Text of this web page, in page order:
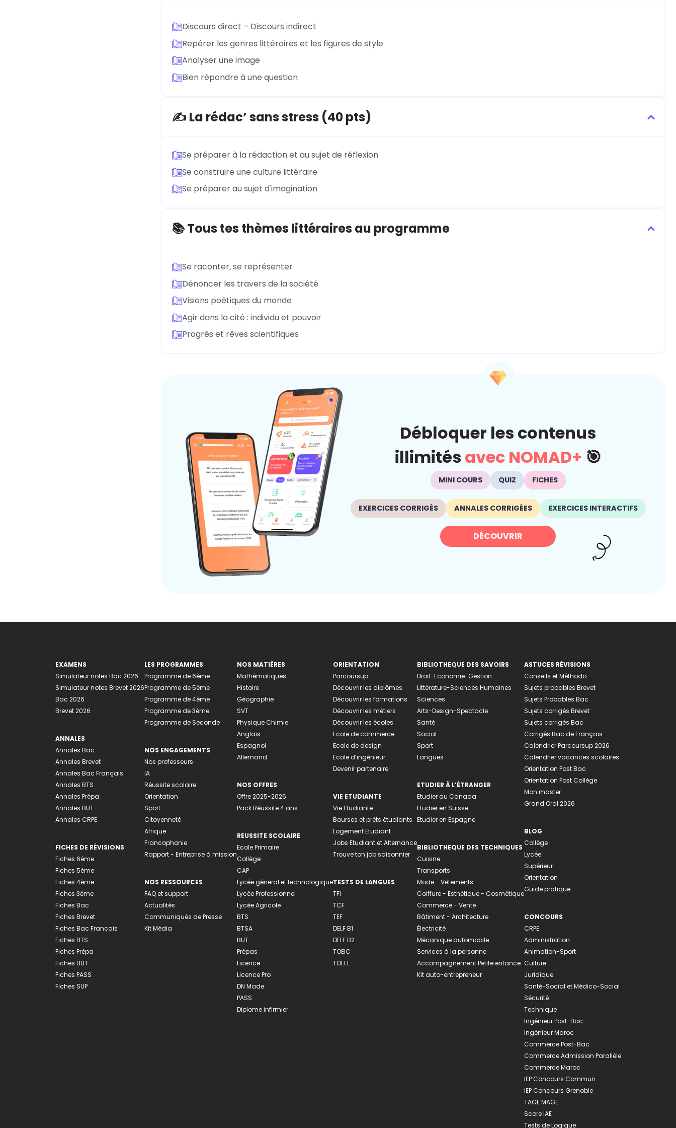
Discours direct – Discours indirect
Repérer les genres littéraires et les figures de style
Analyser une image
Bien répondre à une question
✍️ La rédac’ sans stress (40 pts)
Se préparer à la rédaction et au sujet de réflexion
Se construire une culture littéraire
Se préparer au sujet d'imagination
📚 Tous tes thèmes littéraires au programme
Se raconter, se représenter
Dénoncer les travers de la société
Visions poétiques du monde
Agir dans la cité : individu et pouvoir
Progrès et rêves scientifiques
Débloquer les contenus
illimités avec NOMAD+ 🎯
MINI COURS QUIZ FICHES
EXERCICES CORRIGÉS ANNALES CORRIGÉES EXERCICES INTERACTIFS
DÉCOUVRIR
EXAMENS
Simulateur notes Bac 2026
Simulateur notes Brevet 2026
Bac 2026
Brevet 2026
ANNALES
Annales Bac
Annales Brevet
Annales Bac Français
Annales BTS
Annales Prépa
Annales BUT
Annales CRPE
FICHES DE RÉVISIONS
Fiches 6ème
Fiches 5ème
Fiches 4ème
Fiches 3ème
Fiches Bac
Fiches Brevet
Fiches Bac Français
Fiches BTS
Fiches Prépa
Fiches BUT
Fiches PASS
Fiches SUP
LES PROGRAMMES
Programme de 6ème
Programme de 5ème
Programme de 4ème
Programme de 3ème
Programme de Seconde
NOS ENGAGEMENTS
Nos professeurs
IA
Réussite scolaire
Orientation
Sport
Citoyenneté
Afrique
Francophonie
Rapport - Entreprise à mission
NOS RESSOURCES
FAQ et support
Actualités
Communiqués de Presse
Kit Média
NOS MATIÈRES
Mathématiques
Histoire
Géographie
SVT
Physique Chimie
Anglais
Espagnol
Allemand
NOS OFFRES
Offre 2025-2026
Pack Réussite 4 ans
REUSSITE SCOLAIRE
Ecole Primaire
Collège
CAP
Lycée général et technologique
Lycée Professionnel
Lycée Agricole
BTS
BTSA
BUT
Prépas
Licence
Licence Pro
DN Made
PASS
Diplome infirmier
ORIENTATION
Parcoursup
Découvrir les diplômes
Découvrir les formations
Découvrir les métiers
Découvrir les écoles
Ecole de commerce
Ecole de design
Ecole d’ingénieur
Devenir partenaire
VIE ETUDIANTE
Vie Etudiante
Bourses et prêts étudiants
Logement Etudiant
Jobs Etudiant et Alternance
Trouve ton job saisonnier
TESTS DE LANGUES
TFI
TCF
TEF
DELF B1
DELF B2
TOEIC
TOEFL
BIBLIOTHEQUE DES SAVOIRS
Droit-Economie-Gestion
Littérature-Sciences Humaines
Sciences
Arts-Design-Spectacle
Santé
Social
Sport
Langues
ETUDIER À L’ÉTRANGER
Etudier au Canada
Etudier en Suisse
Etudier en Espagne
BIBLIOTHEQUE DES TECHNIQUES
Cuisine
Transports
Mode - Vêtements
Coiffure - Esthétique - Cosmétique
Commerce - Vente
Bâtiment - Architecture
Électricité
Mécanique automobile
Services à la personne
Accompagnement Petite enfance
Kit auto-entrepreneur
ASTUCES RÉVISIONS
Conseils et Méthodo
Sujets probables Brevet
Sujets Probables Bac
Sujets corrigés Brevet
Sujets corrigés Bac
Corrigés Bac de Français
Calendrier Parcoursup 2026
Calendrier vacances scolaires
Orientation Post Bac
Orientation Post Collège
Mon master
Grand Oral 2026
BLOG
Collège
Lycée
Supérieur
Orientation
Guide pratique
CONCOURS
CRPE
Administration
Animation-Sport
Culture
Juridique
Santé-Social et Médico-Social
Sécurité
Technique
Ingénieur Post-Bac
Ingénieur Maroc
Commerce Post-Bac
Commerce Admission Parallèle
Commerce Maroc
IEP Concours Commun
IEP Concours Grenoble
TAGE MAGE
Score IAE
Tests de Logique